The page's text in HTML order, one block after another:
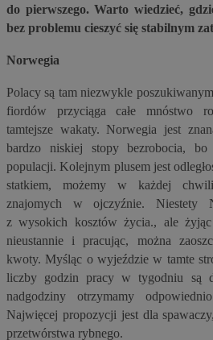
do pierwszego. Warto wiedzieć,
bez problemu cieszyć się stabilnym
Norwegia
Polacy są tam niezwykle
fiordów przyciąga całe mnóstwo
tamtejsze wakaty. Norwegia jest
bardzo niskiej stopy bezrobocia,
populacji. Kolejnym plusem jest
statkiem, możemy w każdej
znajomych w ojczyźnie. Niestety
z wysokich kosztów życia., ale
nieustannie i pracując, można
kwoty. Myśląc o wyjeździe w tamte
liczby godzin pracy w tygodniu są
nadgodziny otrzymamy
Najwięcej propozycji jest dla
przetwórstwa rybnego.